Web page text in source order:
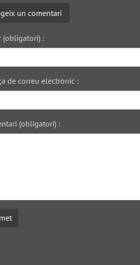
un comentari
(obligatori) :
de correu electrònic :
(obligatori) :